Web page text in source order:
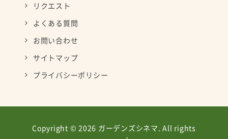
リクエスト
よくある質問
お問い合わせ
サイトマップ
プライバシーポリシー
Copyright © 2026 ガーデンズシネマ. All rights